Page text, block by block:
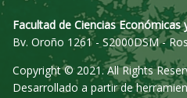
Facultad de Ciencias
Bv. Oroño 1261 - S2000DSM -
Copyright © 2021. All Rights
Desarrollado a partir de